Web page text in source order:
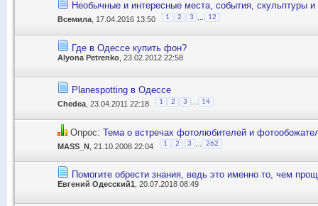
Всемила , 17.04.2016 13:50 1 2 3 12
Где в Одессе купить фон?
Alyona Petrenko , 23.02.2012 22:58
Planespotting в Одессе
Chedea , 23.04.2011 22:18 1 2 3 14
Опрос: Тема о встречах фотолюбителей и
MASS_N , 21.10.2008 22:04 1 2 3 262
Помогите обрести знания, ведь это именно то, чем
Евгений Одесский1 , 20.07.2018 08:49